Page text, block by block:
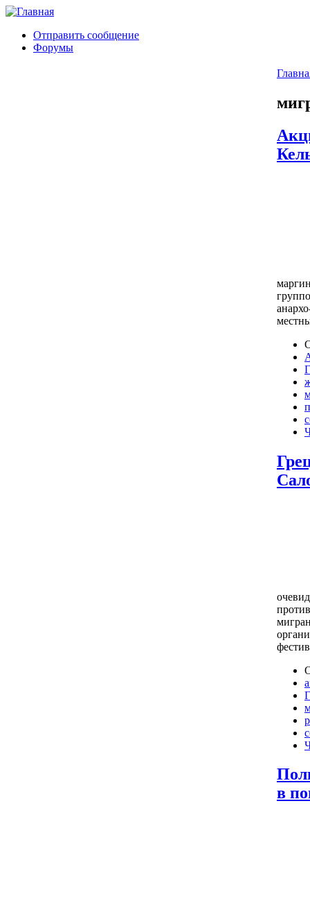
Отправить сообщение
Форумы
в